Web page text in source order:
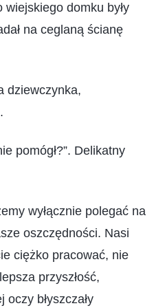
wiejskiego domku były
na ceglaną ścianę
dziewczynka,
pomógł?”. Delikatny
wyłącznie polegać na
oszczędności. Nasi
ciężko pracować, nie
przyszłość,
błyszczały